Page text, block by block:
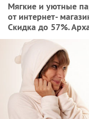
Мягкие и уютные
от интернет-
Скидка до 57%.